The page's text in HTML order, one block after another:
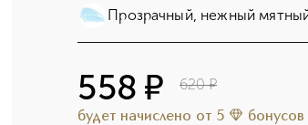
Прозрачный, нежный
558 ¤ 620 ¤
будет начислено от 5 бонусов